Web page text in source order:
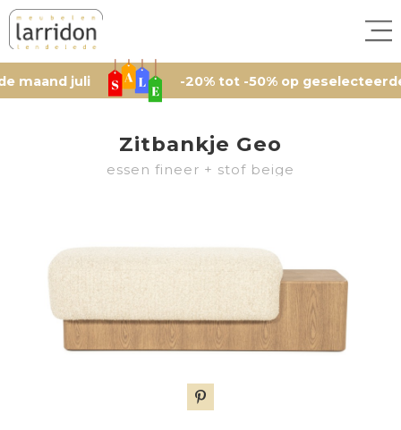
juli -20% tot -50% op geselecteerde
Zitbankje Geo
essen fineer + stof beige